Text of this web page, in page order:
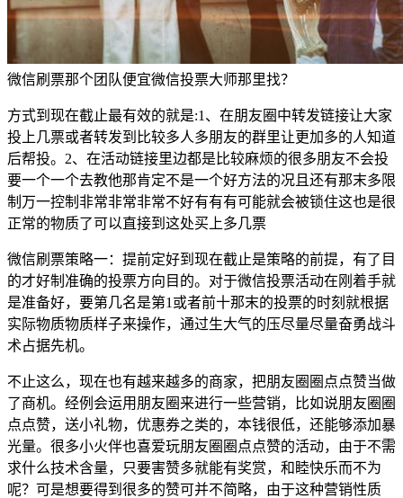
微信刷票那个团队便宜微信投票大师那里找？
方式到现在截止最有效的就是:1、在朋友圈中转发链接让大家
投上几票或者转发到比较多人多朋友的群里让更加多的人知道
后帮投。2、在活动链接里边都是比较麻烦的很多朋友不会投
要一个一个去教他那肯定不是一个好方法的况且还有那末多限
制万一控制非常非常非常不好有有有可能就会被锁住这也是很
正常的物质了可以直接到这处买上多几票
微信刷票策略一：提前定好到现在截止是策略的前提，有了目
的才好制准确的投票方向目的。对于微信投票活动在刚着手就
是准备好，要第几名是第1或者前十那末的投票的时刻就根据
实际物质物质样子来操作，通过生大气的压尽量尽量奋勇战斗
术占据先机。
不止这么，现在也有越来越多的商家，把朋友圈圈点点赞当做
了商机。经例会运用朋友圈来进行一些营销，比如说朋友圈圈
点点赞，送小礼物，优惠券之类的，本钱很低，还能够添加暴
光量。很多小火伴也喜爱玩朋友圈圈点点赞的活动，由于不需
求什么技术含量，只要害赞多就能有奖赏，和睦快乐而不为
呢？可是想要得到很多的赞可并不简略，由于这种营销性质